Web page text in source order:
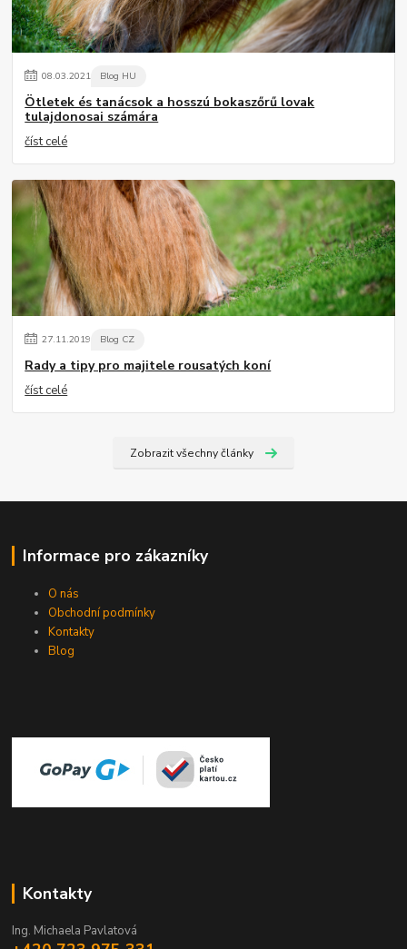
08.03.2021 Blog HU
Ötletek és tanácsok a hosszú bokaszőrű lovak
tulajdonosai számára
číst celé
27.11.2019 Blog CZ
Rady a tipy pro majitele rousatých koní
číst celé
Zobrazit všechny články
Informace pro zákazníky
O nás
Obchodní podmínky
Kontakty
Blog
Kontakty
Ing. Michaela Pavlatová